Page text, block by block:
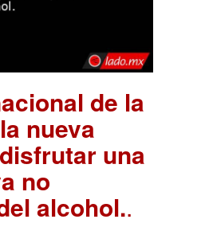
de la
nueva
una
no
alcohol..